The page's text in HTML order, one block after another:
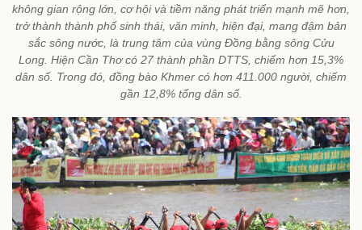
không gian rộng lớn, cơ hội và tiềm năng phát triển mạnh mẽ hơn,
trở thành thành phố sinh thái, văn minh, hiện đại, mang đậm bản
sắc sông nước, là trung tâm của vùng Đồng bằng sông Cửu
Long. Hiện Cần Thơ có 27 thành phần DTTS, chiếm hơn 15,3%
dân số. Trong đó, đồng bào Khmer có hơn 411.000 người, chiếm
gần 12,8% tổng dân số.